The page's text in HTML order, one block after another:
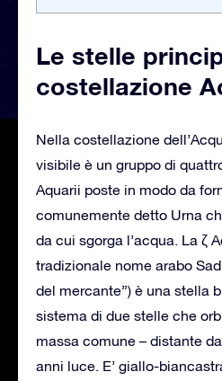
Le stelle
costellazione
Nella costellazione
visibile è un gruppo di
Aquarii poste in modo da
comunemente detto Urna
da cui sgorga l’acqua. La ζ
tradizionale nome arabo
del mercante”) è una stella
sistema di due stelle che
massa comune – distante
anni luce. E’ giallo-